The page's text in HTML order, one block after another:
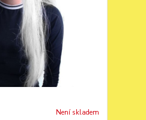
Není skladem